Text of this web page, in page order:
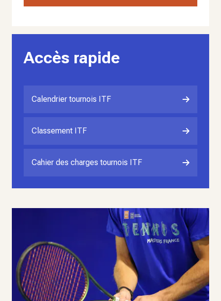
Accès rapide
Calendrier tournois ITF
Classement ITF
Cahier des charges tournois ITF